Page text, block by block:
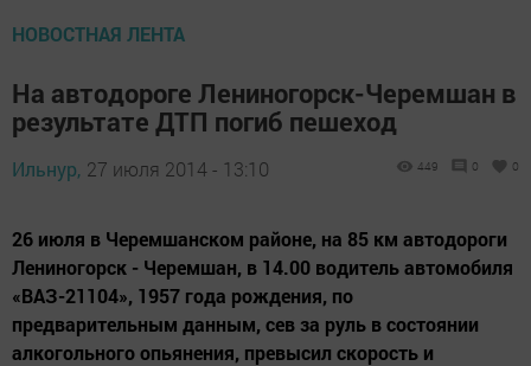
НОВОСТНАЯ ЛЕНТА
На автодороге Лениногорск-Черемшан в
результате ДТП погиб пешеход
Ильнур, 27 июля 2014 - 13:10 449 0 0
26 июля в Черемшанском районе, на 85 км автодороги
Лениногорск - Черемшан, в 14.00 водитель автомобиля
«ВАЗ-21104», 1957 года рождения, по
предварительным данным, сев за руль в состоянии
алкогольного опьянения, превысил скорость и